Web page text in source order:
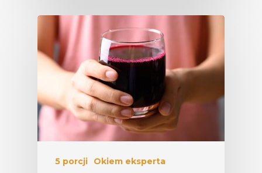
5 porcji Okiem eksperta